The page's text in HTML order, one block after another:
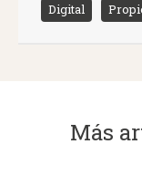
Digital
Más